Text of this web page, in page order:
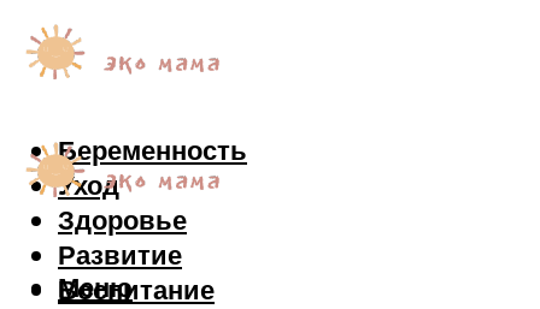
Беременность
Уход
Здоровье
Развитие
Воспитание
Меню